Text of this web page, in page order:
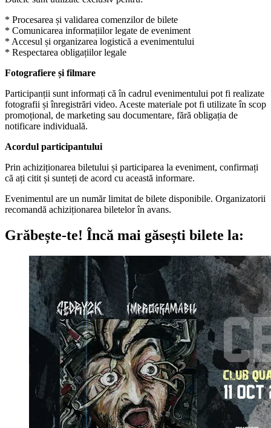
* Procesarea și validarea comenzilor de bilete
* Comunicarea informațiilor legate de eveniment
* Accesul și organizarea logistică a evenimentului
* Respectarea obligațiilor legale
Fotografiere și filmare
Participanții sunt informați că în cadrul evenimentului pot fi realizate
fotografii și înregistrări video. Aceste materiale pot fi utilizate în scop
promoțional, de marketing sau documentare, fără obligația de
notificare individuală.
Acordul participantului
Prin achiziționarea biletului și participarea la eveniment, confirmați
că ați citit și sunteți de acord cu această informare.
Evenimentul are un număr limitat de bilete disponibile. Organizatorii
recomandă achiziționarea biletelor în avans.
Grăbește-te! Încă mai găsești bilete la: